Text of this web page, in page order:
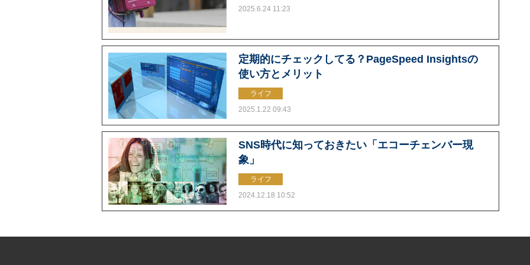
2025.6.24 11:23
定期的にチェックしてる？PageSpeed Insightsの
使い方とメリット
ライフ
2025.1.22 09:43
SNS時代に知っておきたい「エコーチェンバー現
象」
ライフ
2024.12.18 10:52